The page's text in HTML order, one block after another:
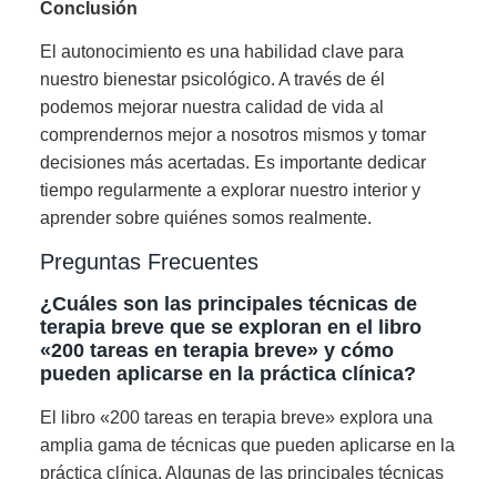
Conclusión
El autonocimiento es una habilidad clave para
nuestro bienestar psicológico. A través de él
podemos mejorar nuestra calidad de vida al
comprendernos mejor a nosotros mismos y tomar
decisiones más acertadas. Es importante dedicar
tiempo regularmente a explorar nuestro interior y
aprender sobre quiénes somos realmente.
Preguntas Frecuentes
¿Cuáles son las principales técnicas de
terapia breve que se exploran en el libro
«200 tareas en terapia breve» y cómo
pueden aplicarse en la práctica clínica?
El libro «200 tareas en terapia breve» explora una
amplia gama de técnicas que pueden aplicarse en la
práctica clínica. Algunas de las principales técnicas